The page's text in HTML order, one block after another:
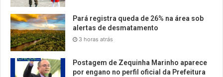
Pará registra queda de 26% na área sob
alertas de desmatamento
3 horas atrás
Postagem de Zequinha Marinho aparece
por engano no perfil oficial da Prefeitura